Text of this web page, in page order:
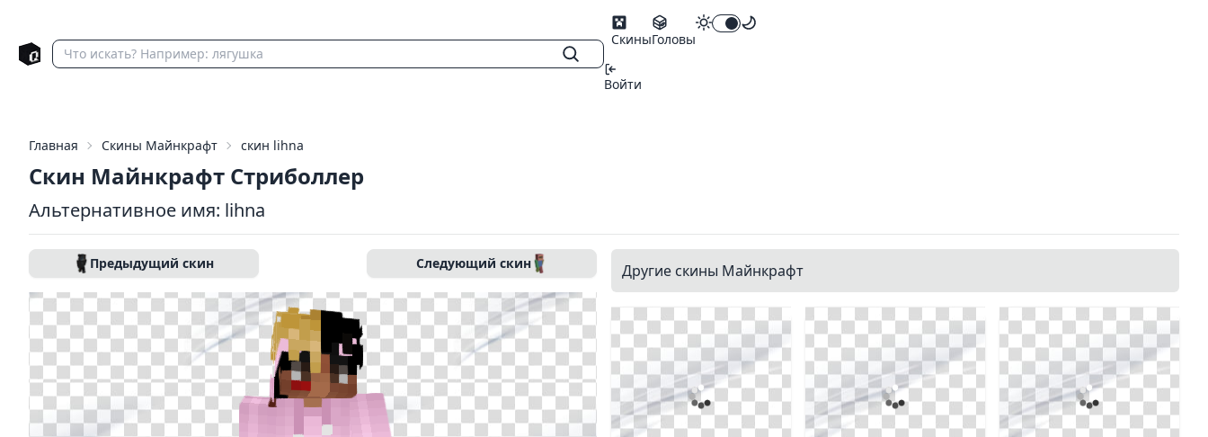
СкиныГоловы
Войти
Главная Скины Майнкрафт скин lihna
Скин Майнкрафт Стриболлер
Альтернативное имя: lihna
Предыдущий скин Следующий скин Другие скины Майнкрафт